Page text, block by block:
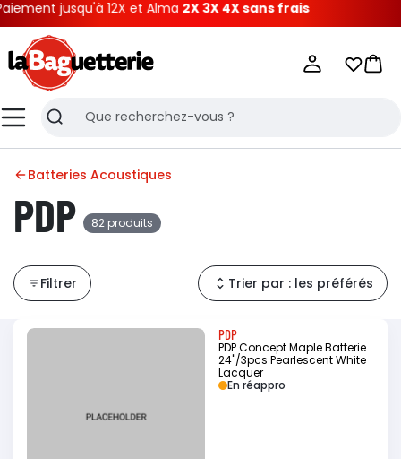
12X et Alma2X 3X 4X sans frais
MenuRecherche
Mes
Batteries Acoustiques
PDP 82 produits
Filtrer Trier par : les préférés
PDP
PDP Concept Maple Batterie
24"/3pcs Pearlescent White
Lacquer
En réappro